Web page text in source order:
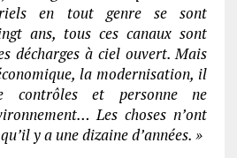
en tout genre se sont
ans, tous ces canaux sont
décharges à ciel ouvert. Mais
la modernisation, il
contrôles et personne ne
Les choses n’ont
y a une dizaine d’années. »